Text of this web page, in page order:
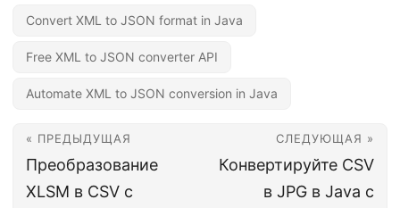
Convert XML to JSON format in Java
Free XML to JSON converter API
Automate XML to JSON conversion in Java
« ПРЕДЫДУЩАЯ
Преобразование
XLSM в CSV с
СЛЕДУЮЩАЯ »
Конвертируйте CSV
в JPG в Java с